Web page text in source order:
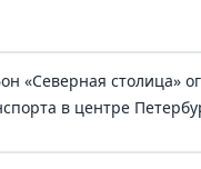
«Северная столица»
в центре